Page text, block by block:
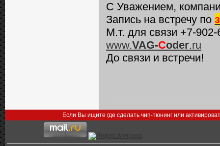
С Уважением,
Запись на встречу по
М.т. для связи +7-
www.VAG-Coder.ru
До связи и встречи!
Если Вы ищите где сделать чип-тюнинг или